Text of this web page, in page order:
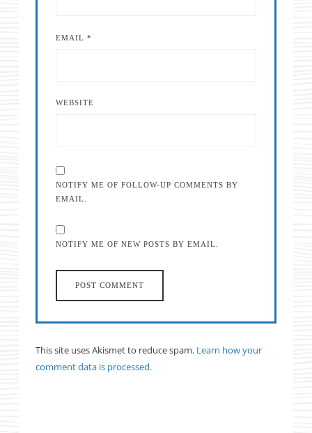
EMAIL *
WEBSITE
NOTIFY ME OF FOLLOW-UP COMMENTS BY
EMAIL.
NOTIFY ME OF NEW POSTS BY EMAIL.
This site uses Akismet to reduce spam. Learn how your
comment data is processed.